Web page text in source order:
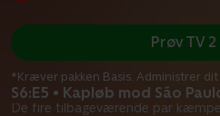
S6:E5 • Kapløb mod São
De fire tilbageværende par
Prøv TV
*Kræver pakken Basis. Administrer dit